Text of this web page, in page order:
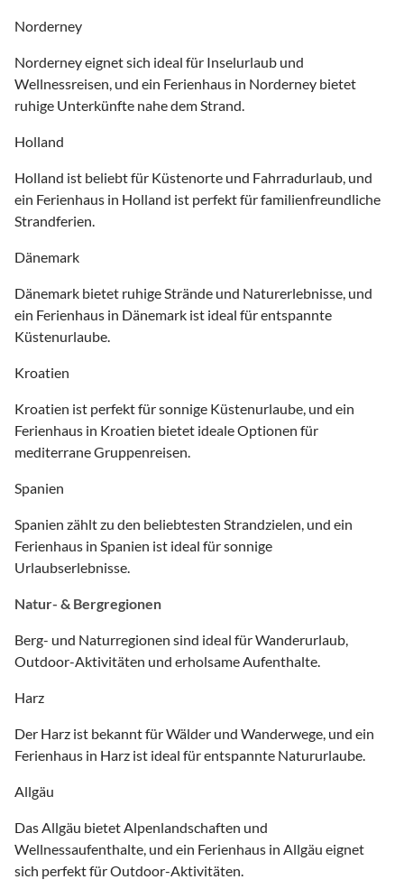
Norderney
Norderney eignet sich ideal für Inselurlaub und
Wellnessreisen, und ein Ferienhaus in Norderney bietet
ruhige Unterkünfte nahe dem Strand.
Holland
Holland ist beliebt für Küstenorte und Fahrradurlaub, und
ein Ferienhaus in Holland ist perfekt für familienfreundliche
Strandferien.
Dänemark
Dänemark bietet ruhige Strände und Naturerlebnisse, und
ein Ferienhaus in Dänemark ist ideal für entspannte
Küstenurlaube.
Kroatien
Kroatien ist perfekt für sonnige Küstenurlaube, und ein
Ferienhaus in Kroatien bietet ideale Optionen für
mediterrane Gruppenreisen.
Spanien
Spanien zählt zu den beliebtesten Strandzielen, und ein
Ferienhaus in Spanien ist ideal für sonnige
Urlaubserlebnisse.
Natur- & Bergregionen
Berg- und Naturregionen sind ideal für Wanderurlaub,
Outdoor-Aktivitäten und erholsame Aufenthalte.
Harz
Der Harz ist bekannt für Wälder und Wanderwege, und ein
Ferienhaus in Harz ist ideal für entspannte Natururlaube.
Allgäu
Das Allgäu bietet Alpenlandschaften und
Wellnessaufenthalte, und ein Ferienhaus in Allgäu eignet
sich perfekt für Outdoor-Aktivitäten.